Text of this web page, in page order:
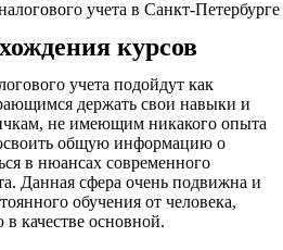
курсов
учета подойдут как
держать свои навыки и
не имеющим никакого опыта
общую информацию о
в нюансах современного
Данная сфера очень подвижна и
обучения от человека,
качестве основной.